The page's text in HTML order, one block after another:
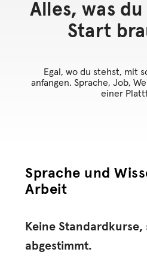
Alles, was
Start
Egal, wo du stehst, mit
anfangen. Sprache, Job,
einer
Sprache und
Arbeit
Keine
abgestimmt.